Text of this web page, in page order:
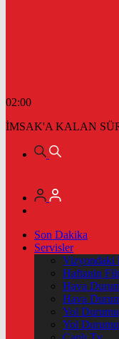
02:00
İMSAK'A KALAN
Son Dakika
Servisler
Vizyondaki
Haftanin
Hava
Hava
Yol Durumu
Yol